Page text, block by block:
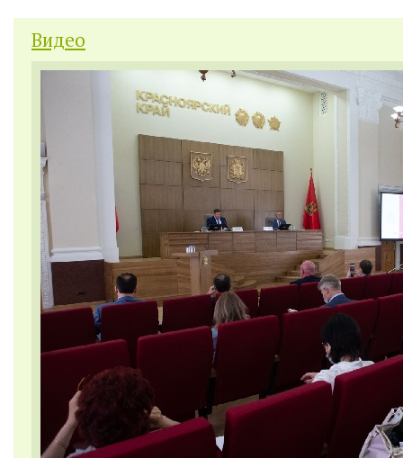
Видео